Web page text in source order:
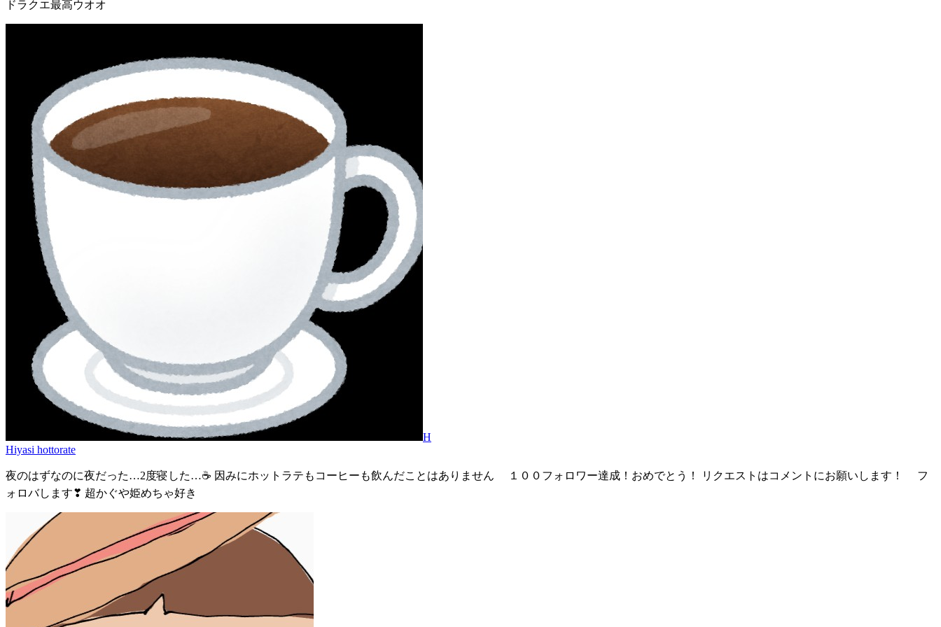
ドラクエ最高ウオオ
H
Hiyasi hottorate
夜のはずなのに夜だった…2度寝した…☕ 因みにホットラテもコーヒーも飲んだことはありません １００フォロワー達成！おめでとう！ リクエストはコメントにお願いします！ フ
ォロバします❣ 超かぐや姫めちゃ好き